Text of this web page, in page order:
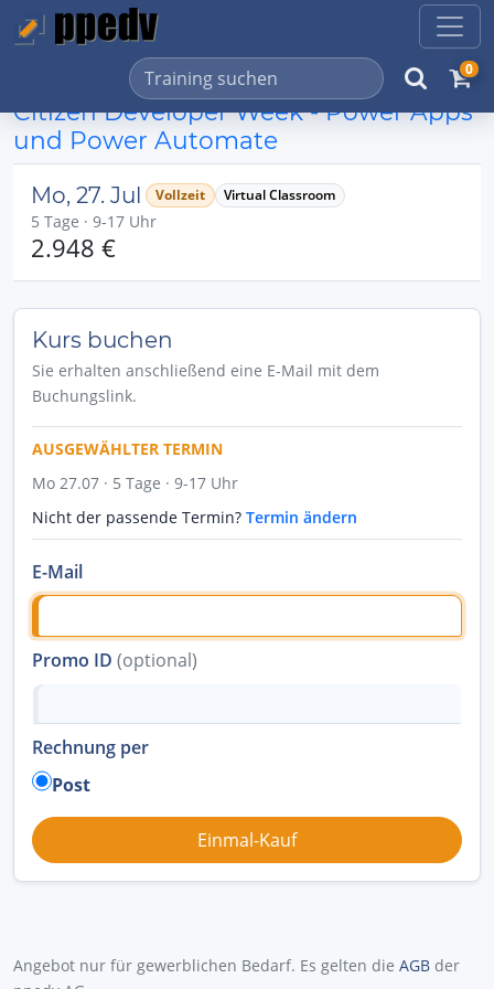
0
Citizen Developer Week - Power Apps
und Power Automate
Mo, 27. Jul Vollzeit Virtual Classroom
5 Tage · 9-17 Uhr
2.948 €
Kurs buchen
Sie erhalten anschließend eine E-Mail mit dem
Buchungslink.
AUSGEWÄHLTER TERMIN
Mo 27.07 · 5 Tage · 9-17 Uhr
Nicht der passende Termin? Termin ändern
E-Mail
Promo ID (optional)
Rechnung per
Post
Angebot nur für gewerblichen Bedarf. Es gelten die AGB der